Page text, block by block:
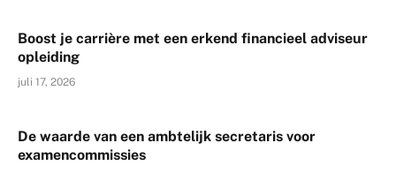
Boost je carrière met een erkend financieel adviseur
opleiding
juli 17, 2026
De waarde van een ambtelijk secretaris voor
examencommissies